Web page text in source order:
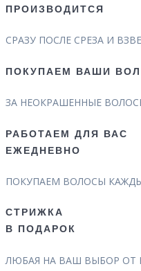
ПРОИЗВОДИТСЯ
СРАЗУ ПОСЛЕ СРЕЗА И
ПОКУПАЕМ ВАШИ
ЗА НЕОКРАШЕННЫЕ
РАБОТАЕМ ДЛЯ ВАС
ЕЖЕДНЕВНО
ПОКУПАЕМ ВОЛОСЫ
СТРИЖКА
В ПОДАРОК
ЛЮБАЯ НА ВАШ ВЫБОР ОТ